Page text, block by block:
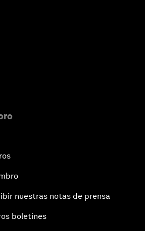
nuestras notas de prensa
boletines